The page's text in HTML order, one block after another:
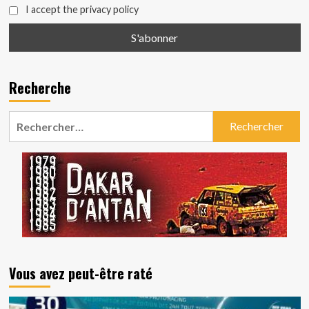
I accept the privacy policy
Recherche
Vous avez peut-être raté